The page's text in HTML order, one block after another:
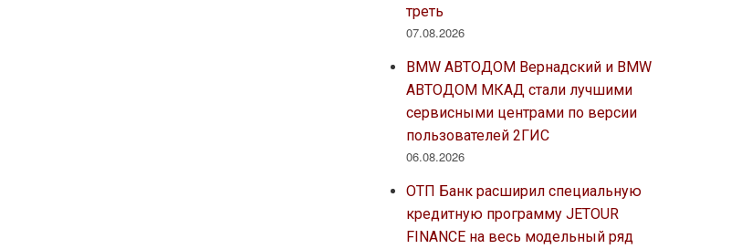
треть
07.08.2026
BMW АВТОДОМ Вернадский и BMW
АВТОДОМ МКАД стали лучшими
сервисными центрами по версии
пользователей 2ГИС
06.08.2026
ОТП Банк расширил специальную
кредитную программу JETOUR
FINANCE на весь модельный ряд